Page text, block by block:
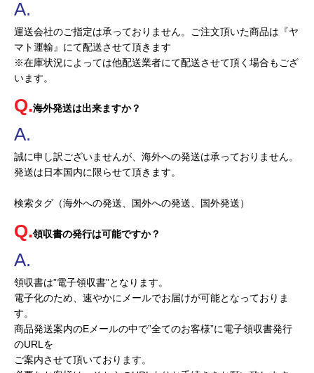
運送会社のご指定は承っておりません。ご注文頂いた商品は『ヤ
マト運輸』にて配送させて頂きます
※在庫状況によっては他配送業者にて配送させて頂く場合もござ
います。
海外発送は出来ますか？
誠に申し訳ございませんが、海外への発送は承っておりません。
発送は日本国内に限らせて頂きます。
検索タグ（海外への発送、国外への発送、国外発送）
領収書の発行は可能ですか？
領収書は”電子領収書”となります。
電子化のため、速やかにメールでお届けが可能となっておりま
す。
商品発送案内のEメールの中で”全てのお客様”に電子領収書発行
のURLを
ご案内させて頂いております。